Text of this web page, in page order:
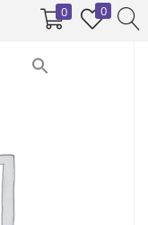
0 0
REGISTREREN